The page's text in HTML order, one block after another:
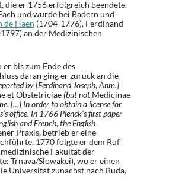
die er 1756 erfolgreich beendete.
und wurde bei Badern und
de Haen (1704-1776), Ferdinand
an der Medizinischen
bis zum Ende des
daran ging er zurück an die
by [Ferdinand Joseph, Anm.]
et Obstetriciae(but not Medicinae
[…] In order to obtain a license for
office. In 1766 Plenck’s first paper
and French, the English
Praxis, betrieb er eine
1770 folgte er dem Ruf
Fakultät der
Trnava/Slowakei), wo er einen
Universität zunächst nach Buda,